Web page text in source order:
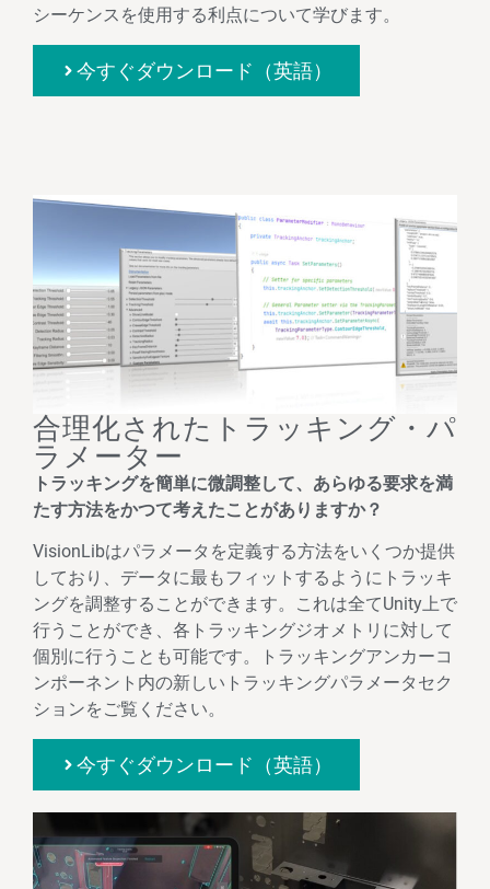
シーケンスを使用する利点について学びます。
今すぐダウンロード（英語）
合理化されたトラッキング・パ
ラメーター
トラッキングを簡単に微調整して、あらゆる要求を満
たす方法をかつて考えたことがありますか？
VisionLibはパラメータを定義する方法をいくつか提供
しており、データに最もフィットするようにトラッキ
ングを調整することができます。これは全てUnity上で
行うことができ、各トラッキングジオメトリに対して
個別に行うことも可能です。トラッキングアンカーコ
ンポーネント内の新しいトラッキングパラメータセク
ションをご覧ください。
今すぐダウンロード（英語）